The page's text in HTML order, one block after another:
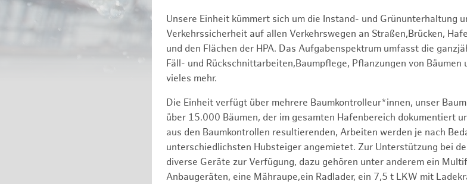
Unsere Einheit kümmert sich um die Instand- und Grünunterhaltung
Verkehrssicherheit auf allen Verkehrswegen an Straßen,Brücken,
und den Flächen der HPA. Das Aufgabenspektrum umfasst die
Fäll- und Rückschnittarbeiten,Baumpflege, Pflanzungen von
vieles mehr.
Die Einheit verfügt über mehrere Baumkontrolleur*innen, unser
über 15.000 Bäumen, der im gesamten Hafenbereich dokumentiert
aus den Baumkontrollen resultierenden, Arbeiten werden je nach
unterschiedlichsten Hubsteiger angemietet. Zur Unterstützung bei
diverse Geräte zur Verfügung, dazu gehören unter anderem ein
Anbaugeräten, eine Mähraupe,ein Radlader, ein 7,5 t LKW mit